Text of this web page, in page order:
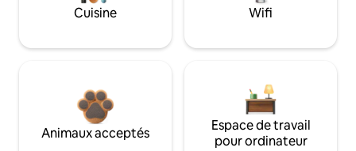
Cuisine Wifi
Animaux acceptés
Espace de travail
pour ordinateur